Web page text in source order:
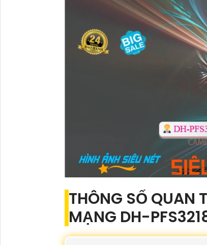
THÔNG SỐ QUAN
MẠNG DH-